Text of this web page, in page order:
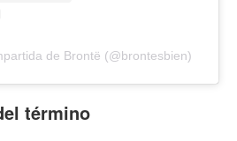
de Brontë (@brontesbien)
término